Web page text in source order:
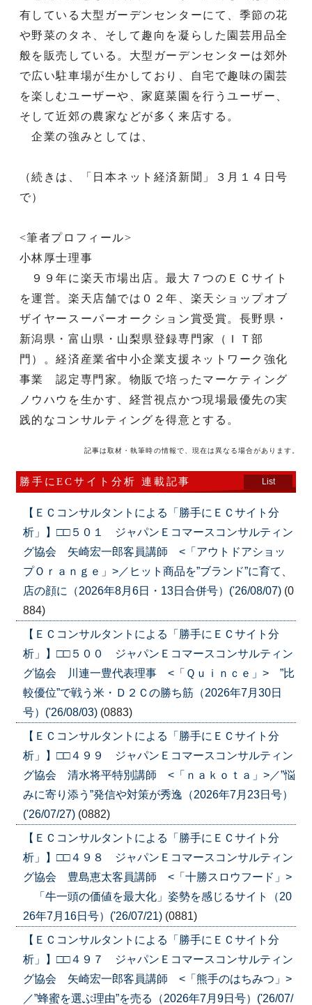
有している大型ガーデンセンターにて、季節の花
や野菜のタネ、そして趣向を凝らした園芸用品全
般を販売している。大型ガーデンセンターは郊外
で広い駐車場が生かしており、自宅で趣味の園芸
を楽しむユーザーや、家庭菜園を行うユーザー、
そして近郊の農家などが多く来店する。
企業の強みとしては、
（続きは、「日本ネット経済新聞」３月１４日号
で）
<筆者プロフィール>
小林厚士理事
９９年に楽天市場出店。最大７つのＥＣサイト
を運営。楽天店舗では０２年、楽天ショップオブ
ザイヤースーパーオークション賞受賞。長野県・
新潟県・富山県・山梨県登録専門家（ＩＴ部
門）。経済産業省中小企業支援ネットワーク強化
事業 認定専門家。物販で培ったマーケティング
ノウハウを生かす、経営視点かつ現場最優先の実
践的なコンサルティングを得意とする。
記事は取材・執筆時の情報で、現在は異なる場合があります。
勝手にECサイト分析 連載記事 List
【ＥＣコンサルタントによる「勝手にＥＣサイト分
析」】□□５０１ ジャパンＥコマースコンサルティン
グ協会 矢崎宏一郎客員講師 <「アウトドアショッ
プＯｒａｎｇｅ」>／ヒット商品を”ブランド”に育て、
店の顔に（2026年8月6日・13日合併号）('26/08/07) (0
884)
【ＥＣコンサルタントによる「勝手にＥＣサイト分
析」】□□５００ ジャパンＥコマースコンサルティン
グ協会 川連一豊代表理事 <「Ｑｕｉｎｃｅ」> ”比
較優位”で戦う米・Ｄ２Ｃの勝ち筋（2026年7月30日
号）('26/08/03) (0883)
【ＥＣコンサルタントによる「勝手にＥＣサイト分
析」】□□４９９ ジャパンＥコマースコンサルティン
グ協会 清水将平特別講師 <「ｎａｋｏｔａ」>／”悩
みに寄り添う”発信や対策が秀逸（2026年7月23日号）
('26/07/27) (0882)
【ＥＣコンサルタントによる「勝手にＥＣサイト分
析」】□□４９８ ジャパンＥコマースコンサルティン
グ協会 豊島恵太客員講師 <「十勝スロウフード」>
「牛一頭の価値を最大化」姿勢を感じるサイト（20
26年7月16日号）('26/07/21) (0881)
【ＥＣコンサルタントによる「勝手にＥＣサイト分
析」】□□４９７ ジャパンＥコマースコンサルティン
グ協会 矢崎宏一郎客員講師 <「熊手のはちみつ」>
／”蜂蜜を選ぶ理由”を売る（2026年7月9日号）('26/07/